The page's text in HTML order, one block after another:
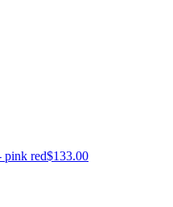
pink red$133.00